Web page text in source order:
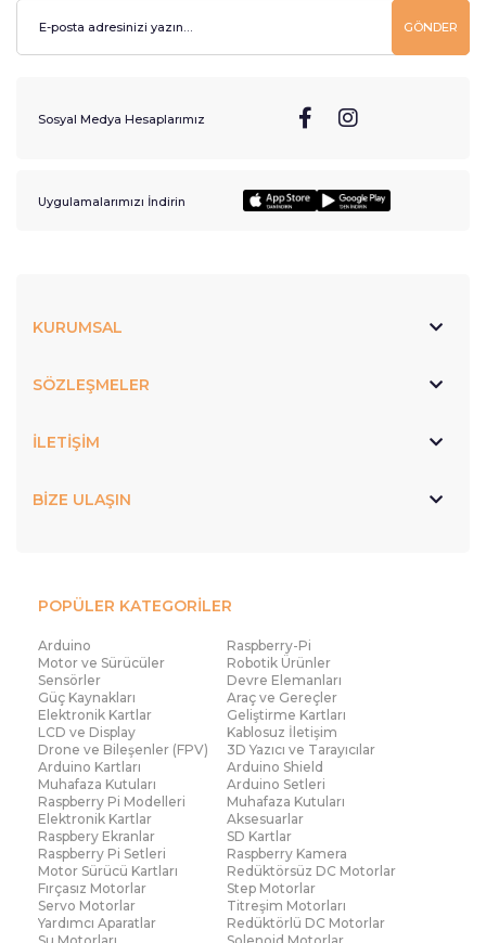
GÖNDER
Sosyal Medya Hesaplarımız
Uygulamalarımızı İndirin
KURUMSAL
SÖZLEŞMELER
İLETİŞİM
BİZE ULAŞIN
POPÜLER KATEGORİLER
Arduino
Raspberry-Pi
Motor ve Sürücüler
Robotik Ürünler
Sensörler
Devre Elemanları
Güç Kaynakları
Araç ve Gereçler
Elektronik Kartlar
Geliştirme Kartları
LCD ve Display
Kablosuz İletişim
Drone ve Bileşenler (FPV)
3D Yazıcı ve Tarayıcılar
Arduino Kartları
Arduino Shield
Muhafaza Kutuları
Arduino Setleri
Raspberry Pi Modelleri
Muhafaza Kutuları
Elektronik Kartlar
Aksesuarlar
Raspbery Ekranlar
SD Kartlar
Raspberry Pi Setleri
Raspberry Kamera
Motor Sürücü Kartları
Redüktörsüz DC Motorlar
Fırçasız Motorlar
Step Motorlar
Servo Motorlar
Titreşim Motorları
Yardımcı Aparatlar
Redüktörlü DC Motorlar